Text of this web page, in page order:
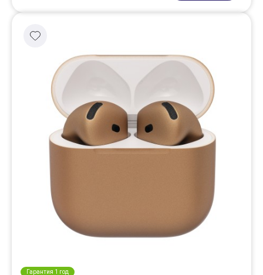
Гарантия 1 год